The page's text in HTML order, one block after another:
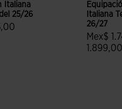
Italiana
25/26
de valoración de clientes
Italiana
26/27
Mex$
1.899,00